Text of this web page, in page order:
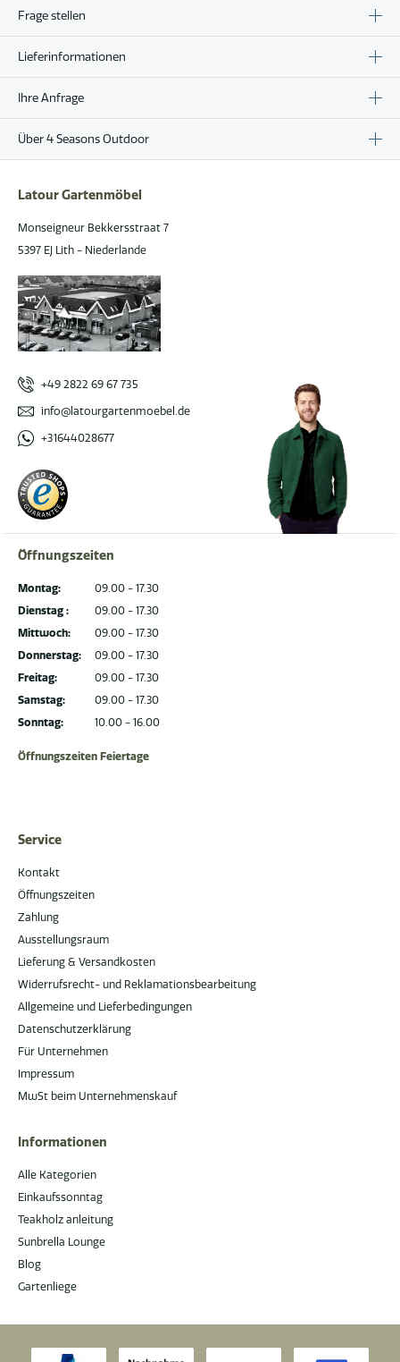
Frage stellen
Lieferinformationen
Ihre Anfrage
Über 4 Seasons Outdoor
Latour Gartenmöbel
Monseigneur Bekkersstraat 7
5397 EJ Lith - Niederlande
+49 2822 69 67 735
info@latourgartenmoebel.de
+31644028677
Öffnungszeiten
Montag:
Dienstag :
Mittwoch:
Donnerstag:
Freitag:
Samstag:
Sonntag:
09.00 - 17.30
09.00 - 17.30
09.00 - 17.30
09.00 - 17.30
09.00 - 17.30
09.00 - 17.30
10.00 - 16.00
Öffnungszeiten Feiertage
Service
Kontakt
Öffnungszeiten
Zahlung
Ausstellungsraum
Lieferung & Versandkosten
Widerrufsrecht- und Reklamationsbearbeitung
Allgemeine und Lieferbedingungen
Datenschutzerklärung
Für Unternehmen
Impressum
MwSt beim Unternehmenskauf
Informationen
Alle Kategorien
Einkaufssonntag
Teakholz anleitung
Sunbrella Lounge
Blog
Gartenliege